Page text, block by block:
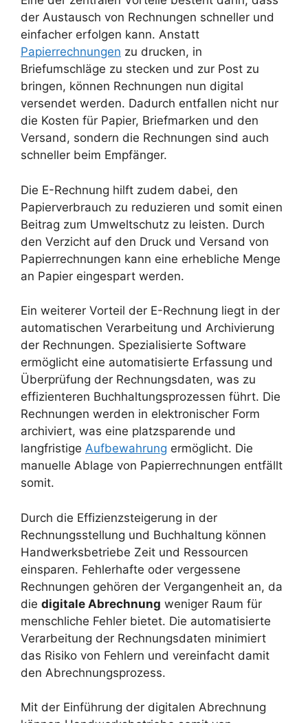
der Austausch von Rechnungen schneller und
einfacher erfolgen kann. Anstatt
Papierrechnungen zu drucken, in
Briefumschläge zu stecken und zur Post zu
bringen, können Rechnungen nun digital
versendet werden. Dadurch entfallen nicht nur
die Kosten für Papier, Briefmarken und den
Versand, sondern die Rechnungen sind auch
schneller beim Empfänger.
Die E-Rechnung hilft zudem dabei, den
Papierverbrauch zu reduzieren und somit einen
Beitrag zum Umweltschutz zu leisten. Durch
den Verzicht auf den Druck und Versand von
Papierrechnungen kann eine erhebliche Menge
an Papier eingespart werden.
Ein weiterer Vorteil der E-Rechnung liegt in der
automatischen Verarbeitung und Archivierung
der Rechnungen. Spezialisierte Software
ermöglicht eine automatisierte Erfassung und
Überprüfung der Rechnungsdaten, was zu
effizienteren Buchhaltungsprozessen führt. Die
Rechnungen werden in elektronischer Form
archiviert, was eine platzsparende und
langfristige Aufbewahrung ermöglicht. Die
manuelle Ablage von Papierrechnungen entfällt
somit.
Durch die Effizienzsteigerung in der
Rechnungsstellung und Buchhaltung können
Handwerksbetriebe Zeit und Ressourcen
einsparen. Fehlerhafte oder vergessene
Rechnungen gehören der Vergangenheit an, da
die digitale Abrechnung weniger Raum für
menschliche Fehler bietet. Die automatisierte
Verarbeitung der Rechnungsdaten minimiert
das Risiko von Fehlern und vereinfacht damit
den Abrechnungsprozess.
Mit der Einführung der digitalen Abrechnung